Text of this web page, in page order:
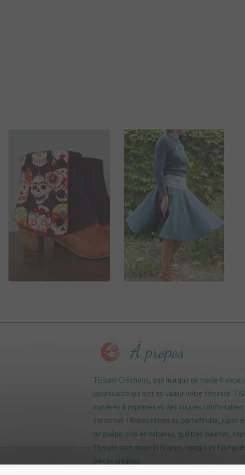
90,00
À propos
Tissumi Créations, une marque de mode
japonisante qui met en valeur votre féminité.
matières & imprimés et des coupes
s'inventer ! Robes rétros ou portefeuille, jupes
de guêpe, cols et mitaines, guêtres courtes,
Tissumi sont made in France, conçus et
pièces uniques.